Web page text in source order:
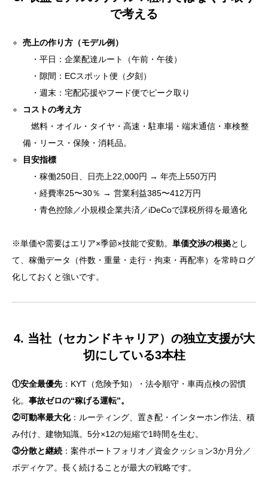
で考える
売上の作り方（モデル例）
・平日：企業配達ルート（午前・午後）
・隙間：ECスポット便（夕刻）
・週末：宅配応援やフード便でピーク取り
コストの考え方
燃料・オイル・タイヤ・高速・駐車場・端末通信・車検整
備・リース・保険・消耗品。
目安指標
・稼働250日、日売上22,000円 → 年売上550万円
・経費率25〜30％ → 営業利益385〜412万円
・青色控除／小規模企業共済／iDeCoで課税所得を最適化
※単価や需要はエリア×季節×技能で変動。 単価交渉の根拠とし
て、稼働データ（件数・重量・走行・拘束・再配率）を常時ログ
化しておくと強いです。
4. 当社（セカンドキャリア）の独立支援が大
切にしている3本柱
①安全最優先：KYT（危険予知）・法令順守・車両点検の習慣
化。 事故ゼロの“稼げる運転”。
②可動率最大化：ルーティング、置き配・インターホン作法、積
み付け、建物知識。5分×12の短縮で1時間を生む。
③分散と継続 ：案件ポートフォリオ／資金クッション3か月分／
ボディケア。長く続けることが最大の戦略です。